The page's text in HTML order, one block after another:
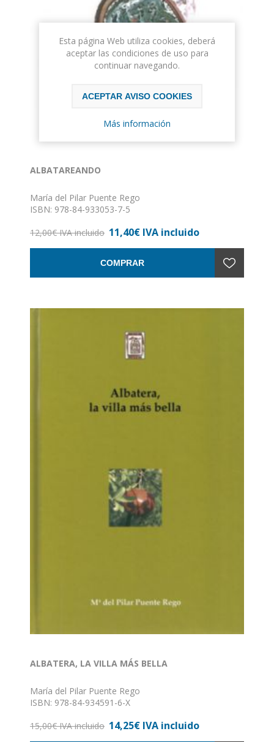
ALBATAREANDO
María del Pilar Puente Rego
ISBN: 978-84-933053-7-5
Nº de páginas: 112
12,00€ IVA incluido 11,40€ IVA incluido
COMPRAR
ALBATERA, LA VILLA MÁS BELLA
María del Pilar Puente Rego
ISBN: 978-84-934591-6-X
Nº de páginas: 153
15,00€ IVA incluido 14,25€ IVA incluido
Esta página Web utiliza cookies, deberá
aceptar las condiciones de uso para
continuar navegando.
ACEPTAR AVISO COOKIES
Más información